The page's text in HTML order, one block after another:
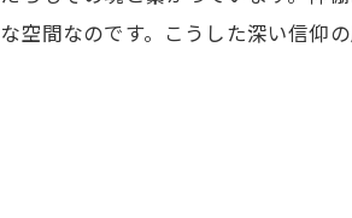
間なのです。こうした深い信仰